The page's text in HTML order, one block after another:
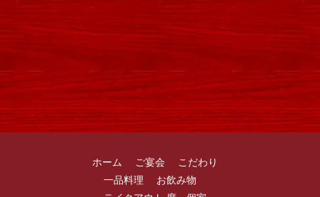
ホーム ご宴会
こだわり
一品料理
お飲み物